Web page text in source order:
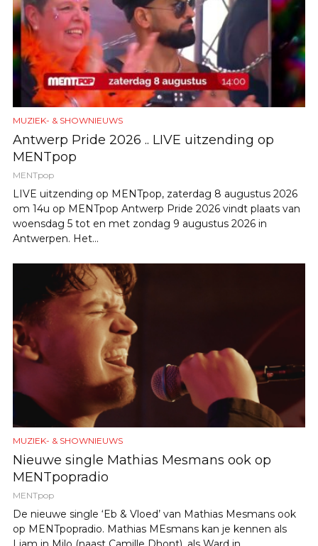
MUZIEK- & SHOWNIEUWS
Antwerp Pride 2026 .. LIVE uitzending op
MENTpop
MENTpop
LIVE uitzending op MENTpop, zaterdag 8 augustus 2026
om 14u op MENTpop Antwerp Pride 2026 vindt plaats van
woensdag 5 tot en met zondag 9 augustus 2026 in
Antwerpen. Het...
MUZIEK- & SHOWNIEUWS
Nieuwe single Mathias Mesmans ook op
MENTpopradio
MENTpop
De nieuwe single ‘Eb & Vloed’ van Mathias Mesmans ook
op MENTpopradio. Mathias MEsmans kan je kennen als